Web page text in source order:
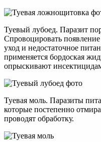
Туевый лубоед. Паразит
Спровоцировать
уход и недостаточное
применяется бордоская
опрыскивают
Туевая моль. Паразиты
которые постепенно
проводят обработку.